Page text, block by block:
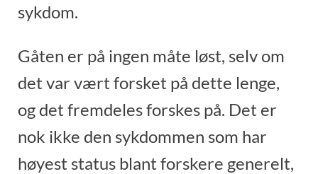
sykdom.
Gåten er på ingen måte løst, selv om
det var vært forsket på dette lenge,
og det fremdeles forskes på. Det er
nok ikke den sykdommen som har
høyest status blant forskere generelt,